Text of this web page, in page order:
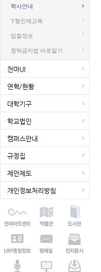
학사안내
Y형인재교육
입찰정보
청탁금지법 바로알기
천마UI
연혁/현황
대학기구
학교법인
캠퍼스안내
규정집
제안제도
개인정보처리방침